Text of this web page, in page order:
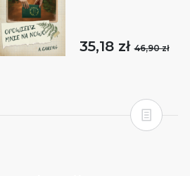
35,18 zł46,90 zł